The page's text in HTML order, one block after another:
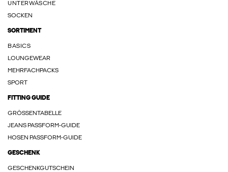
UNTERWÄSCHE
SOCKEN
SORTIMENT
BASICS
LOUNGEWEAR
MEHRFACHPACKS
SPORT
FITTING GUIDE
GRÖSSENTABELLE
JEANS PASSFORM-GUIDE
HOSEN PASSFORM-GUIDE
GESCHENK
GESCHENKGUTSCHEIN